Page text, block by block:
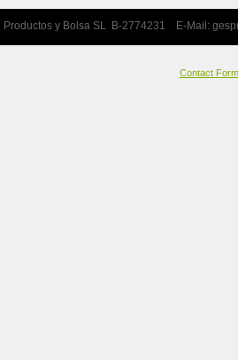
y Bolsa SL B-2774231 E-Mail:
Contact Form